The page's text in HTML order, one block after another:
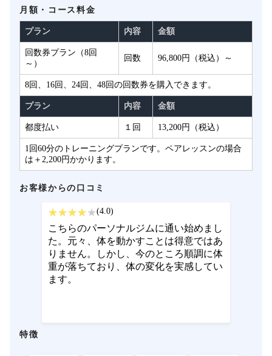
月額・コース料金
プラン 内容 金額
回数券プラン（8回
～）
回数 96,800円（税込）～
8回、16回、24回、48回の回数券を購入できます。
プラン 内容 金額
都度払い １回 13,200円（税込）
1回60分のトレーニングプランです。ペアレッスンの場合
は＋2,200円かかります。
お客様からの口コミ
(4.0)
こちらのパーソナルジムに通い始めまし
た。元々、体を動かすことは得意ではあ
りません。しかし、今のところ順調に体
重が落ちており、体の変化を実感してい
ます。
特徴